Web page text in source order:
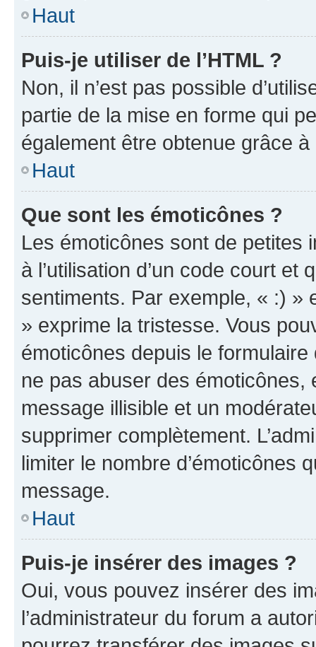
Haut
Puis-je utiliser de l’HTML ?
Non, il n’est pas possible
partie de la mise en forme qui
également être obtenue grâce à
Haut
Que sont les émoticônes ?
Les émoticônes sont de petites
à l’utilisation d’un code court et
sentiments. Par exemple, « :) »
» exprime la tristesse. Vous
émoticônes depuis le
ne pas abuser des
message illisible et un
supprimer complètement.
limiter le nombre d’émoticônes
message.
Haut
Puis-je insérer des images ?
Oui, vous pouvez insérer des
l’administrateur du forum a